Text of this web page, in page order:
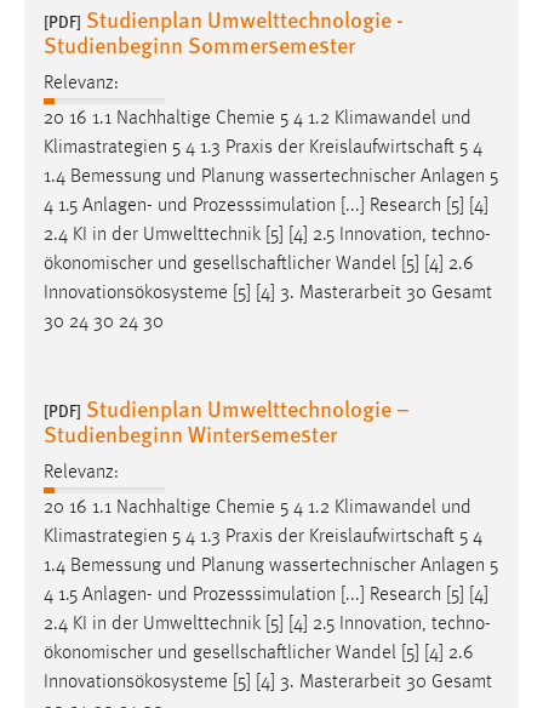
[PDF] Studienplan Umwelttechnologie -
Studienbeginn Sommersemester
Relevanz:
20 16 1.1 Nachhaltige Chemie 5 4 1.2 Klimawandel und
Klimastrategien 5 4 1.3 Praxis der Kreislaufwirtschaft 5 4
1.4 Bemessung und Planung wassertechnischer Anlagen 5
4 1.5 Anlagen- und Prozesssimulation [...] Research [5] [4]
2.4 KI in der Umwelttechnik [5] [4] 2.5 Innovation, techno-
ökonomischer und gesellschaftlicher Wandel [5] [4] 2.6
Innovationsökosysteme [5] [4] 3. Masterarbeit 30 Gesamt
30 24 30 24 30
[PDF] Studienplan Umwelttechnologie –
Studienbeginn Wintersemester
Relevanz:
20 16 1.1 Nachhaltige Chemie 5 4 1.2 Klimawandel und
Klimastrategien 5 4 1.3 Praxis der Kreislaufwirtschaft 5 4
1.4 Bemessung und Planung wassertechnischer Anlagen 5
4 1.5 Anlagen- und Prozesssimulation [...] Research [5] [4]
2.4 KI in der Umwelttechnik [5] [4] 2.5 Innovation, techno-
ökonomischer und gesellschaftlicher Wandel [5] [4] 2.6
Innovationsökosysteme [5] [4] 3. Masterarbeit 30 Gesamt
Performance
Name:
staticfilecache
Zweck:
Für performante Seitenauslieferung wird in diesem Cookie
gespeichert, ob man eingeloggt ist.
Sprachpräferenz
Name:
site-language-preference
Cookie Laufzeit:
30 Tage
Chat
Name:
chat-frame-style-5e9dbeb1811c0446
Zweck: